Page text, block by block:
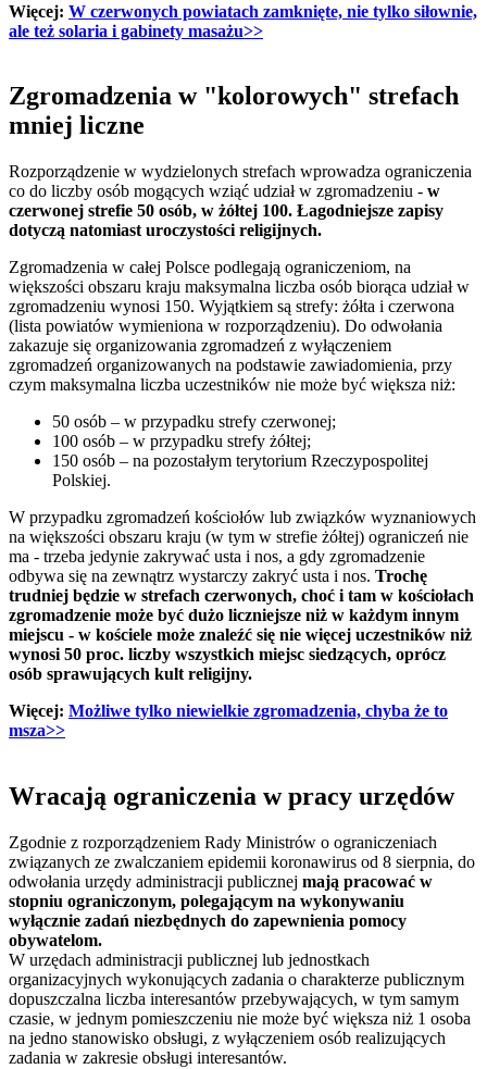
Więcej: W czerwonych powiatach zamknięte, nie tylko siłownie,
ale też solaria i gabinety masażu>>
Zgromadzenia w "kolorowych" strefach
mniej liczne
Rozporządzenie w wydzielonych strefach wprowadza ograniczenia
co do liczby osób mogących wziąć udział w zgromadzeniu - w
czerwonej strefie 50 osób, w żółtej 100. Łagodniejsze zapisy
dotyczą natomiast uroczystości religijnych.
Zgromadzenia w całej Polsce podlegają ograniczeniom, na
większości obszaru kraju maksymalna liczba osób biorąca udział w
zgromadzeniu wynosi 150. Wyjątkiem są strefy: żółta i czerwona
(lista powiatów wymieniona w rozporządzeniu). Do odwołania
zakazuje się organizowania zgromadzeń z wyłączeniem
zgromadzeń organizowanych na podstawie zawiadomienia, przy
czym maksymalna liczba uczestników nie może być większa niż:
50 osób – w przypadku strefy czerwonej;
100 osób – w przypadku strefy żółtej;
150 osób – na pozostałym terytorium Rzeczypospolitej
Polskiej.
W przypadku zgromadzeń kościołów lub związków wyznaniowych
na większości obszaru kraju (w tym w strefie żółtej) ograniczeń nie
ma - trzeba jedynie zakrywać usta i nos, a gdy zgromadzenie
odbywa się na zewnątrz wystarczy zakryć usta i nos. Trochę
trudniej będzie w strefach czerwonych, choć i tam w kościołach
zgromadzenie może być dużo liczniejsze niż w każdym innym
miejscu - w kościele może znaleźć się nie więcej uczestników niż
wynosi 50 proc. liczby wszystkich miejsc siedzących, oprócz
osób sprawujących kult religijny.
Więcej: Możliwe tylko niewielkie zgromadzenia, chyba że to
msza>>
Wracają ograniczenia w pracy urzędów
Zgodnie z rozporządzeniem Rady Ministrów o ograniczeniach
związanych ze zwalczaniem epidemii koronawirus od 8 sierpnia, do
odwołania urzędy administracji publicznej mają pracować w
stopniu ograniczonym, polegającym na wykonywaniu
wyłącznie zadań niezbędnych do zapewnienia pomocy
obywatelom.
W urzędach administracji publicznej lub jednostkach
organizacyjnych wykonujących zadania o charakterze publicznym
dopuszczalna liczba interesantów przebywających, w tym samym
czasie, w jednym pomieszczeniu nie może być większa niż 1 osoba
na jedno stanowisko obsługi, z wyłączeniem osób realizujących
zadania w zakresie obsługi interesantów.